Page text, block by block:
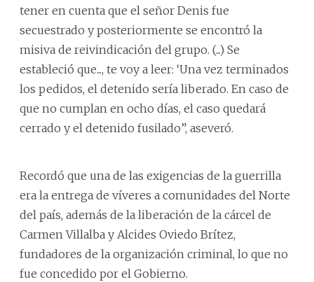
tener en cuenta que el señor Denis fue
secuestrado y posteriormente se encontró la
misiva de reivindicación del grupo. (...) Se
estableció que..., te voy a leer: ‘Una vez terminados
los pedidos, el detenido sería liberado. En caso de
que no cumplan en ocho días, el caso quedará
cerrado y el detenido fusilado”, aseveró.
Recordó que una de las exigencias de la guerrilla
era la entrega de víveres a comunidades del Norte
del país, además de la liberación de la cárcel de
Carmen Villalba y Alcides Oviedo Brítez,
fundadores de la organización criminal, lo que no
fue concedido por el Gobierno.